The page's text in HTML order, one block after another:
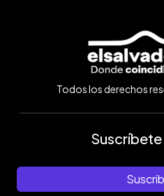
Todos los derechos
Suscríbete